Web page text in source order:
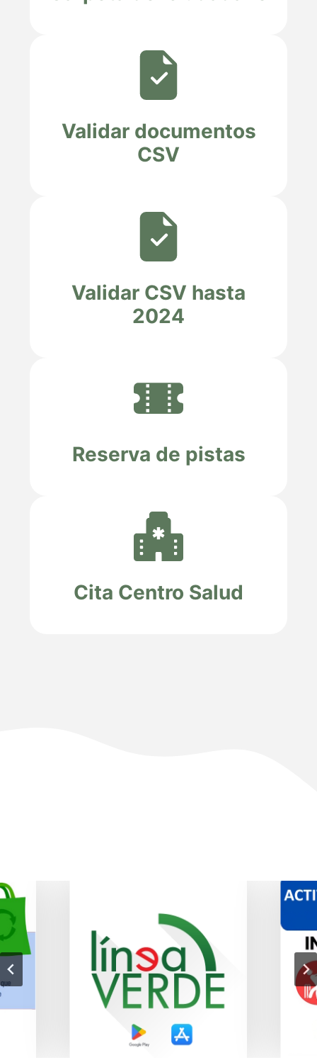
Validar documentos
CSV
Validar CSV hasta
2024
Reserva de pistas
Cita Centro Salud